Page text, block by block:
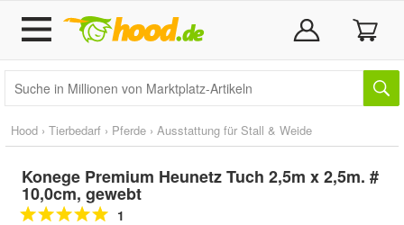
Hood › Tierbedarf › Pferde › Ausstattung für Stall & Weide
Konege Premium Heunetz Tuch 2,5m x 2,5m. #
10,0cm, gewebt
1